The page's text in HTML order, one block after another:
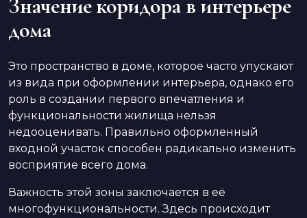
Значение коридора в интерьере
дома
Это пространство в доме, которое часто упускают
из вида при оформлении интерьера, однако его
роль в создании первого впечатления и
функциональности жилища нельзя
недооценивать. Правильно оформленный
входной участок способен радикально изменить
восприятие всего дома.
Важность этой зоны заключается в её
многофункциональности. Здесь происходит